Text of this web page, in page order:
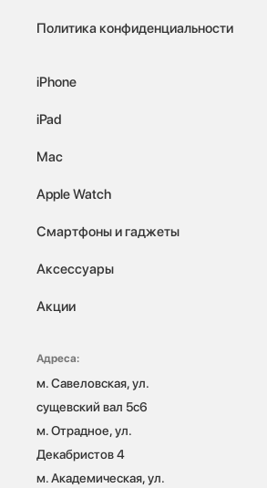
Политика конфиденциальности
iPhone
iPad
Mac
Apple Watch
Смартфоны и гаджеты
Аксессуары
Акции
Адреса:
м. Савеловская, ул.
сущевский вал 5с6
м. Отрадное, ул.
Декабристов 4
м. Академическая, ул.